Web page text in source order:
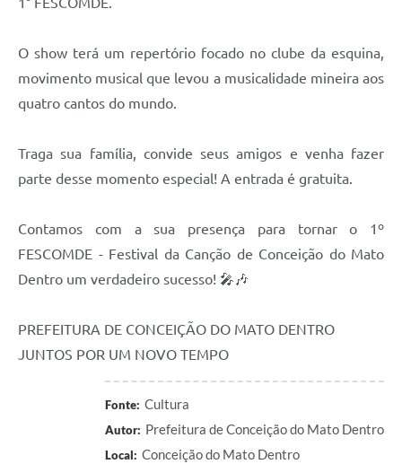
Obras
Contas Públicas
Serviços Online
O show terá um repertório focado no clube da esquina,
movimento musical que levou a musicalidade mineira aos
quatro cantos do mundo.
Traga sua família, convide seus amigos e venha fazer
parte desse momento especial! A entrada é gratuita.
Contamos com a sua presença para tornar o 1º
FESCOMDE - Festival da Canção de Conceição do Mato
Dentro um verdadeiro sucesso! 🎤🎶
PREFEITURA DE CONCEIÇÃO DO MATO DENTRO
JUNTOS POR UM NOVO TEMPO
Fonte: Cultura
Autor: Prefeitura de Conceição do Mato Dentro
Local: Conceição do Mato Dentro